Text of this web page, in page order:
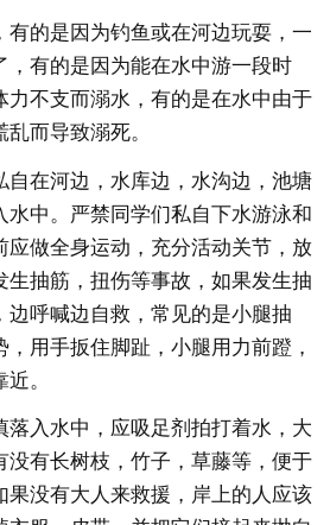
有的是因为钓鱼或在河边玩耍，一
，有的是因为能在水中游一段时
力不支而溺水，有的是在水中由于
而导致溺死。
自在河边，水库边，水沟边，池塘
水中。严禁同学们私自下水游泳和
应做全身运动，充分活动关节，放
生抽筋，扭伤等事故，如果发生抽
边呼喊边自救，常见的是小腿抽
用手扳住脚趾，小腿用力前蹬，
。
落入水中，应吸足剂拍打着水，大
没有长树枝，竹子，草藤等，便于
果没有大人来救援，岸上的人应该